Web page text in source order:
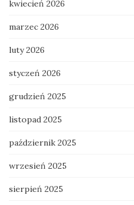
kwiecień 2026
marzec 2026
luty 2026
styczeń 2026
grudzień 2025
listopad 2025
październik 2025
wrzesień 2025
sierpień 2025